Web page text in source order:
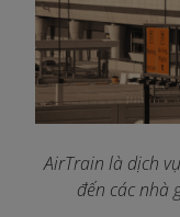
AirTrain là dịch
đến các nhà